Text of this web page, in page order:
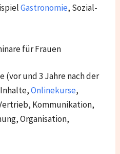
Gastronomie, Sozial-
für Frauen
(vor und 3 Jahre nach der
Inhalte,Onlinekurse,
Kommunikation,
Organisation,